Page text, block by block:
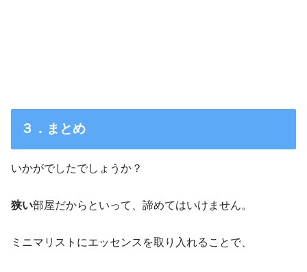
３．まとめ
いかがでしたでしょうか？
狭い部屋だからといって、諦めてはいけません。
ミニマリストにエッセンスを取り入れることで、